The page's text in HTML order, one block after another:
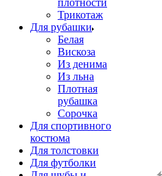
плотности
Трикотаж
Для рубашки
Белая
Вискоза
Из денима
Из льна
Плотная
рубашка
Сорочка
Для спортивного
костюма
Для толстовки
Для футболки